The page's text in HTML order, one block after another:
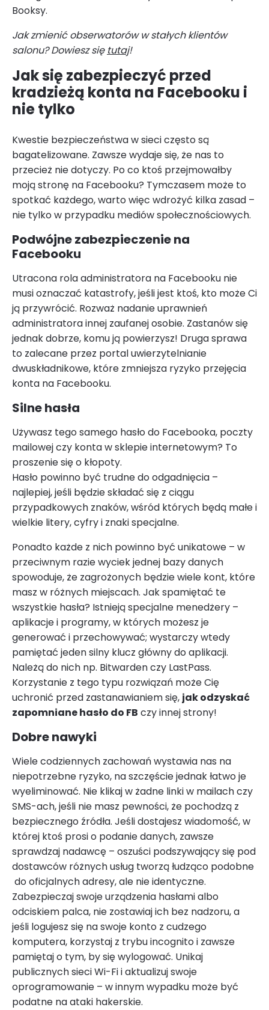
Booksy.
Jak zmienić obserwatorów w stałych klientów
salonu? Dowiesz się tutaj!
Jak się zabezpieczyć przed
kradzieżą konta na Facebooku i
nie tylko
Kwestie bezpieczeństwa w sieci często są
bagatelizowane. Zawsze wydaje się, że nas to
przecież nie dotyczy. Po co ktoś przejmowałby
moją stronę na Facebooku? Tymczasem może to
spotkać każdego, warto więc wdrożyć kilka zasad –
nie tylko w przypadku mediów społecznościowych.
Podwójne zabezpieczenie na
Facebooku
Utracona rola administratora na Facebooku nie
musi oznaczać katastrofy, jeśli jest ktoś, kto może Ci
ją przywrócić. Rozważ nadanie uprawnień
administratora innej zaufanej osobie. Zastanów się
jednak dobrze, komu ją powierzysz! Druga sprawa
to zalecane przez portal uwierzytelnianie
dwuskładnikowe, które zmniejsza ryzyko przejęcia
konta na Facebooku.
Silne hasła
Używasz tego samego hasło do Facebooka, poczty
mailowej czy konta w sklepie internetowym? To
proszenie się o kłopoty.
Hasło powinno być trudne do odgadnięcia –
najlepiej, jeśli będzie składać się z ciągu
przypadkowych znaków, wśród których będą małe i
wielkie litery, cyfry i znaki specjalne.
Ponadto każde z nich powinno być unikatowe – w
przeciwnym razie wyciek jednej bazy danych
spowoduje, że zagrożonych będzie wiele kont, które
masz w różnych miejscach. Jak spamiętać te
wszystkie hasła? Istnieją specjalne menedżery –
aplikacje i programy, w których możesz je
generować i przechowywać; wystarczy wtedy
pamiętać jeden silny klucz główny do aplikacji.
Należą do nich np. Bitwarden czy LastPass.
Korzystanie z tego typu rozwiązań może Cię
uchronić przed zastanawianiem się, jak odzyskać
zapomniane hasło do FB czy innej strony!
Dobre nawyki
Wiele codziennych zachowań wystawia nas na
niepotrzebne ryzyko, na szczęście jednak łatwo je
wyeliminować. Nie klikaj w żadne linki w mailach czy
SMS-ach, jeśli nie masz pewności, że pochodzą z
bezpiecznego źródła. Jeśli dostajesz wiadomość, w
której ktoś prosi o podanie danych, zawsze
sprawdzaj nadawcę – oszuści podszywający się pod
dostawców różnych usług tworzą łudząco podobne
do oficjalnych adresy, ale nie identyczne.
Zabezpieczaj swoje urządzenia hasłami albo
odciskiem palca, nie zostawiaj ich bez nadzoru, a
jeśli logujesz się na swoje konto z cudzego
komputera, korzystaj z trybu incognito i zawsze
pamiętaj o tym, by się wylogować. Unikaj
publicznych sieci Wi-Fi i aktualizuj swoje
oprogramowanie – w innym wypadku może być
podatne na ataki hakerskie.